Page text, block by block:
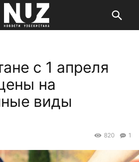
с 1 апреля
на
виды
1
820